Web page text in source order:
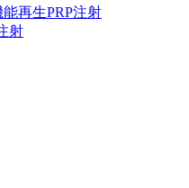
再生PRP注射
射